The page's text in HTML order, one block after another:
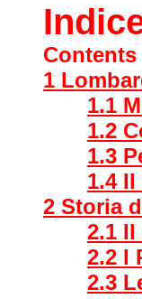
Contents
1
1.1
1.2
1.3
1.4
2 Storia
2.1
2.2 I
2.3